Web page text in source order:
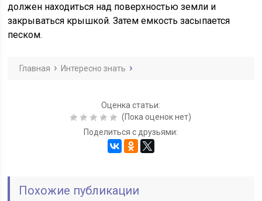
должен находиться над поверхностью земли и
закрываться крышкой. Затем емкость засыпается
песком.
Главная Интересно знать
Оценка статьи:
(Пока оценок нет)
Поделиться с друзьями:
Похожие публикации